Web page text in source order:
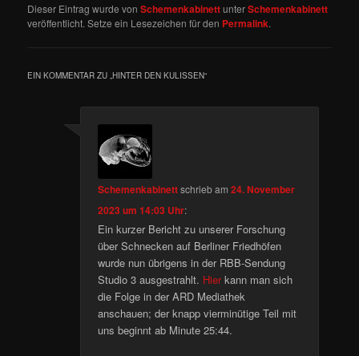
Dieser Eintrag wurde vonSchemenkabinettunterSchemenkabinett
veröffentlicht. Setze ein Lesezeichen für den Permalink.
EIN KOMMENTAR ZU „HINTER DEN KULISSEN“
Schemenkabinettschriebam24. November
2023 um 14:03 Uhr:
Ein kurzer Bericht zu unserer Forschung
über Schnecken auf Berliner Friedhöfen
wurde nun übrigens in der RBB-Sendung
Studio 3 ausgestrahlt. Hierkann man sich
die Folge in der ARD Mediathek
anschauen; der knapp vierminütige Teil mit
uns beginnt ab Minute 25:44.